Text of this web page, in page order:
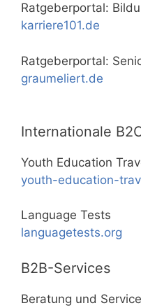
Ratgeberportal:
karriere101.de
Ratgeberportal:
graumeliert.de
Internationale
Youth Education
youth-education-
Language Tests
languagetests.org
B2B-Services
Beratung und